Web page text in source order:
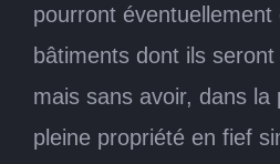
pourront éventuellement
bâtiments dont ils
mais sans avoir, dans la
pleine propriété en fief